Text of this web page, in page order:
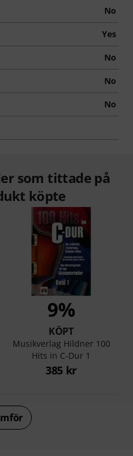
No
Yes
No
No
No
som tittade på
köpte
9%
KÖPT
Musikverlag Hildner 100
Hits in C-Dur 1
385 kr